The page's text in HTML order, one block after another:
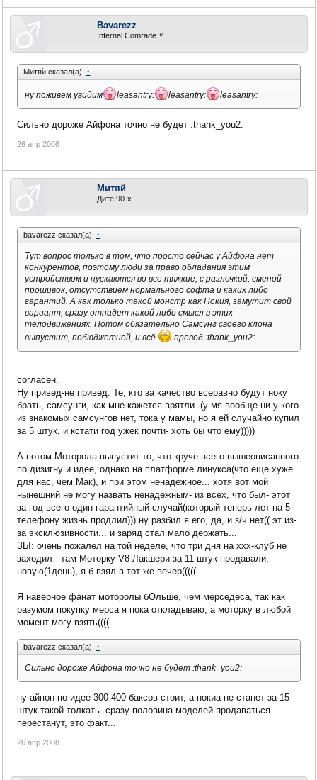
Bavarezz
Infernal Comrade™
Митяй сказал(а): ↑
ну поживем увидим leasantry: leasantry: leasantry:
Сильно дороже Айфона точно не будет :thank_you2:
26 апр 2008
Митяй
Дитё 90-х
bavarezz сказал(а): ↑
Тут вопрос только в том, что просто сейчас у Айфона нет
конкурентов, поэтому люди за право обладания этим
устройством и пускаются во все тяжкие, с разлочкой, сменой
прошивок, отсутствием нормального софта и каких либо
гарантий. А как только такой монстр как Нокия, замутит свой
вариант, сразу отпадет какой либо смысл в этих
телодвижениях. Потом обязательно Самсунг своего клона
выпустит, побюджетней, и всё
превед :thank_you2:.
согласен.
Ну привед-не привед. Те, кто за качество всеравно будут ноку
брать, самсунги, как мне кажется врятли. (у мя вообще ни у кого
из знакомых самсунгов нет, тока у мамы, но я ей случайно купил
за 5 штук, и кстати год ужек почти- хоть бы что ему)))))
А потом Моторола выпустит то, что круче всего вышеописанного
по дизигну и идее, однако на платформе линукса(что еще хуже
для нас, чем Мак), и при этом ненадежное... хотя вот мой
нынешний не могу назвать ненадежным- из всех, что был- этот
за год всего один гарантийный случай(который теперь лет на 5
телефону жизнь продлил))) ну разбил я его, да, и з/ч нет(( эт из-
за эксклюзивности... и заряд стал мало держать...
ЗЫ: очень пожалел на той неделе, что три дня на ххх-клуб не
заходил - там Моторку V8 Лакшери за 11 штук продавали,
новую(1день), я б взял в тот же вечер(((((
Я наверное фанат моторолы бОльше, чем мерседеса, так как
разумом покупку мерса я пока откладываю, а моторку в любой
момент могу взять((((
bavarezz сказал(а): ↑
Сильно дороже Айфона точно не будет :thank_you2:
ну айпон по идее 300-400 баксов стоит, а нокиа не станет за 15
штук такой толкать- сразу половина моделей продаваться
перестанут, это факт...
26 апр 2008